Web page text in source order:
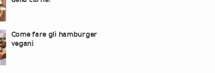
Come fare gli hamburger
vegani